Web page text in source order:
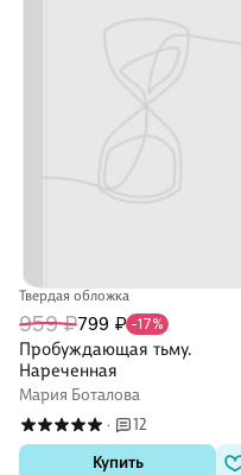
Твердая обложка
959 ₽799 ₽ -17%
Пробуждающая тьму.
Нареченная
Мария Боталова
·
12
Купить